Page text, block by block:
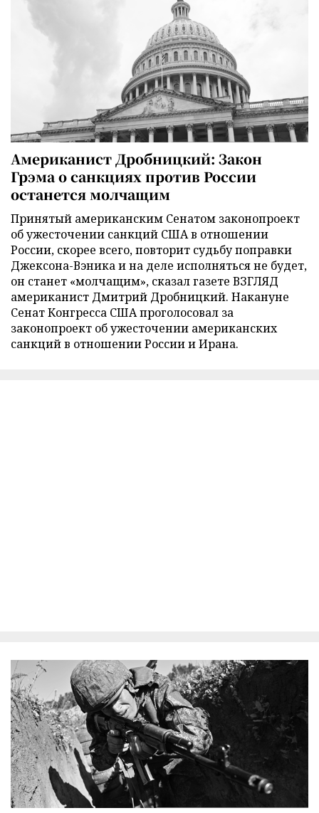
Американист Дробницкий: Закон
Грэма о санкциях против России
останется молчащим
Принятый американским Сенатом законопроект
об ужесточении санкций США в отношении
России, скорее всего, повторит судьбу поправки
Джексона-Вэника и на деле исполняться не будет,
он станет «молчащим», сказал газете ВЗГЛЯД
американист Дмитрий Дробницкий. Накануне
Сенат Конгресса США проголосовал за
законопроект об ужесточении американских
санкций в отношении России и Ирана.